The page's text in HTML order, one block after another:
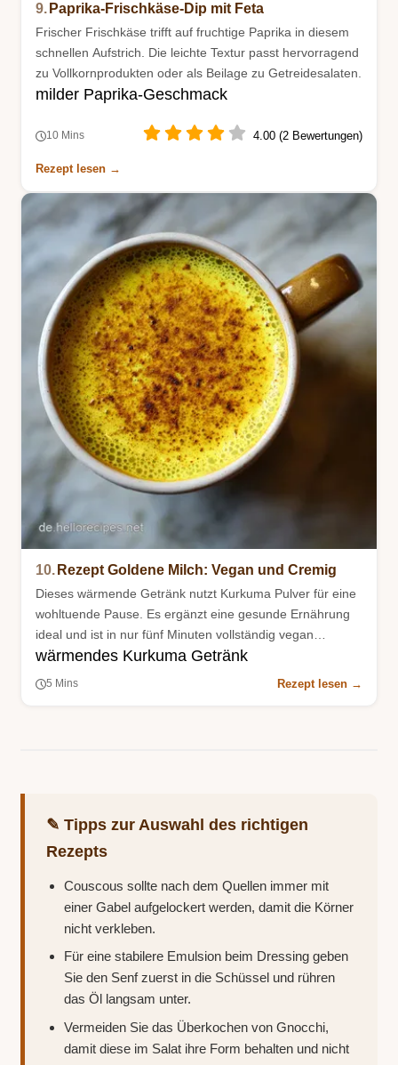
9. Paprika-Frischkäse-Dip mit Feta
Frischer Frischkäse trifft auf fruchtige Paprika in diesem
schnellen Aufstrich. Die leichte Textur passt hervorragend
zu Vollkornprodukten oder als Beilage zu Getreidesalaten.
milder Paprika-Geschmack
10 Mins 4.00 (2 Bewertungen)
Rezept lesen →
10. Rezept Goldene Milch: Vegan und Cremig
Dieses wärmende Getränk nutzt Kurkuma Pulver für eine
wohltuende Pause. Es ergänzt eine gesunde Ernährung
ideal und ist in nur fünf Minuten vollständig vegan
zubereitet.
wärmendes Kurkuma Getränk
5 Mins Rezept lesen →
✎ Tipps zur Auswahl des richtigen
Rezepts
Couscous sollte nach dem Quellen immer mit
einer Gabel aufgelockert werden, damit die Körner
nicht verkleben.
Für eine stabilere Emulsion beim Dressing geben
Sie den Senf zuerst in die Schüssel und rühren
das Öl langsam unter.
Vermeiden Sie das Überkochen von Gnocchi,
damit diese im Salat ihre Form behalten und nicht